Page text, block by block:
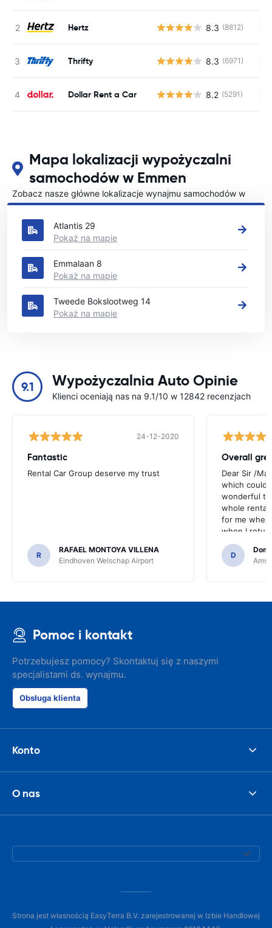
Hertz 8.3 (8812)
Thrifty 8.3 (6971)
Dollar Rent a Car 8.2 (5291)
Mapa lokalizacji wypożyczalni
samochodów w Emmen
Zobacz nasze główne lokalizacje wynajmu samochodów w
Emmen
Atlantis 29
Pokaż na mapie
Emmalaan 8
Pokaż na mapie
Tweede Bokslootweg 14
Pokaż na mapie
9.1 Wypożyczalnia Auto Opinie
Klienci oceniają nas na 9.1/10 w 12842 recenzjach
24-12-2020
Fantastic
Rental Car Group deserve my trust
R
RAFAEL MONTOYA VILLENA
Eindhoven Welschap Airport
Overall
Dear Sir /
which could
wonderful to
whole
for me
when I
the desk
will be
check the
D
Pomoc i kontakt
Potrzebujesz pomocy? Skontaktuj się z naszymi
specjalistami ds. wynajmu.
Obsługa klienta
Konto
O nas
Strona jest własnością EasyTerra B.V. zarejestrowanej w Izbie Handlowej